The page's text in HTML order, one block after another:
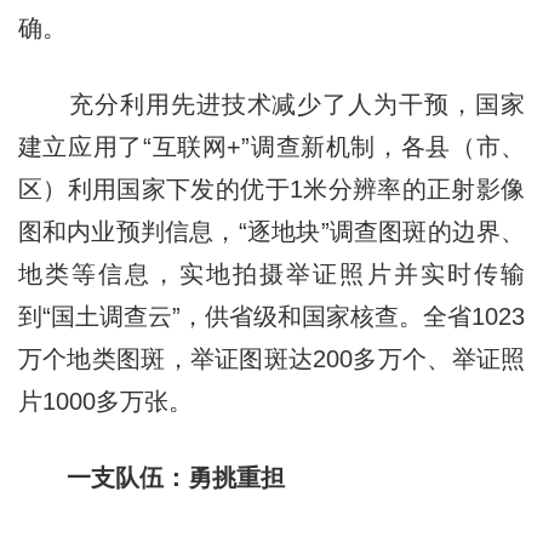
确。
充分利用先进技术减少了人为干预，国家
建立应用了“互联网+”调查新机制，各县（市、
区）利用国家下发的优于1米分辨率的正射影像
图和内业预判信息，“逐地块”调查图斑的边界、
地类等信息，实地拍摄举证照片并实时传输
到“国土调查云”，供省级和国家核查。全省1023
万个地类图斑，举证图斑达200多万个、举证照
片1000多万张。
一支队伍：勇挑重担